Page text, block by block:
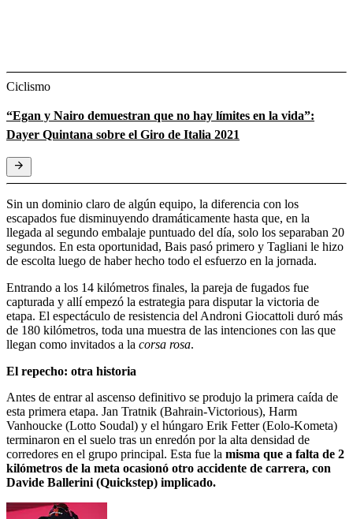
Ciclismo
“Egan y Nairo demuestran que no hay límites en la vida”:
Dayer Quintana sobre el Giro de Italia 2021
Sin un dominio claro de algún equipo, la diferencia con los
escapados fue disminuyendo dramáticamente hasta que, en la
llegada al segundo embalaje puntuado del día, solo los separaban 20
segundos. En esta oportunidad, Bais pasó primero y Tagliani le hizo
de escolta luego de haber hecho todo el esfuerzo en la jornada.
Entrando a los 14 kilómetros finales, la pareja de fugados fue
capturada y allí empezó la estrategia para disputar la victoria de
etapa. El espectáculo de resistencia del Androni Giocattoli duró más
de 180 kilómetros, toda una muestra de las intenciones con las que
llegan como invitados a la corsa rosa.
El repecho: otra historia
Antes de entrar al ascenso definitivo se produjo la primera caída de
esta primera etapa. Jan Tratnik (Bahrain-Victorious), Harm
Vanhoucke (Lotto Soudal) y el húngaro Erik Fetter (Eolo-Kometa)
terminaron en el suelo tras un enredón por la alta densidad de
corredores en el grupo principal. Esta fue la misma que a falta de 2
kilómetros de la meta ocasionó otro accidente de carrera, con
Davide Ballerini (Quickstep) implicado.